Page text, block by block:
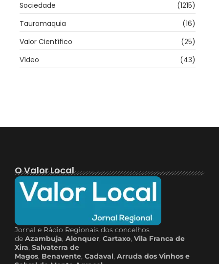
Sociedade
(1215)
Tauromaquia
(16)
Valor Científico
(25)
Vídeo
(43)
O Valor Local
Jornal e Rádio Regionais dos concelhos
de Azambuja, Alenquer, Cartaxo, Vila Franca de
Xira, Salvaterra de
Magos, Benavente, Cadaval, Arruda dos Vinhos e